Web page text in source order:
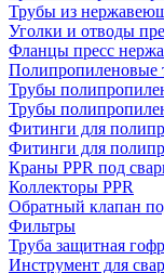
Трубы из
Уголки и отводы
Фланцы пресс
Полипропиленовые
Трубы
Трубы
Фитинги для
Фитинги для
Краны PPR под
Коллекторы PPR
Обратный клапан
Фильтры
Труба защитная
Инструмент для